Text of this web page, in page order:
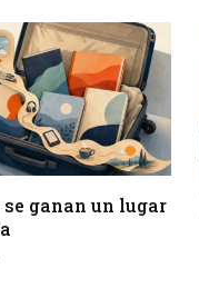
se ganan un lugar